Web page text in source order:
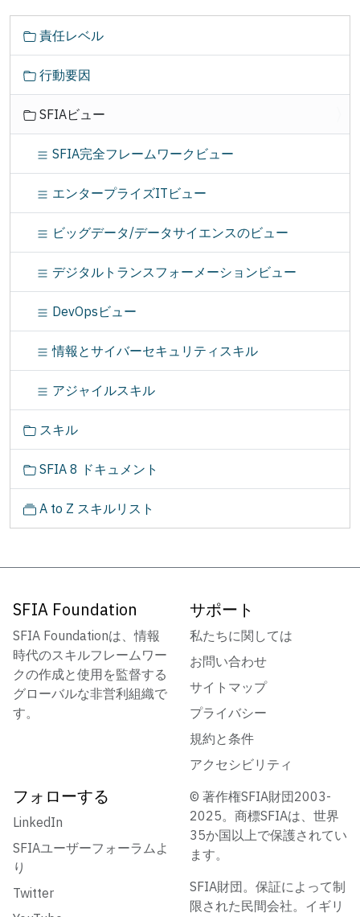
責任レベル
行動要因
SFIAビュー
SFIA完全フレームワークビュー
エンタープライズITビュー
ビッグデータ/データサイエンスのビュー
デジタルトランスフォーメーションビュー
DevOpsビュー
情報とサイバーセキュリティスキル
アジャイルスキル
スキル
SFIA 8 ドキュメント
A to Z スキルリスト
SFIA Foundation
SFIA Foundationは、情報
時代のスキルフレームワー
クの作成と使用を監督する
グローバルな非営利組織で
す。
サポート
私たちに関しては
お問い合わせ
サイトマップ
プライバシー
規約と条件
アクセシビリティ
フォローする
LinkedIn
SFIAユーザーフォーラムよ
り
Twitter
© 著作権SFIA財団2003-
2025。商標SFIAは、世界
35か国以上で保護されてい
ます。
SFIA財団。保証によって制
限された民間会社。イギリ